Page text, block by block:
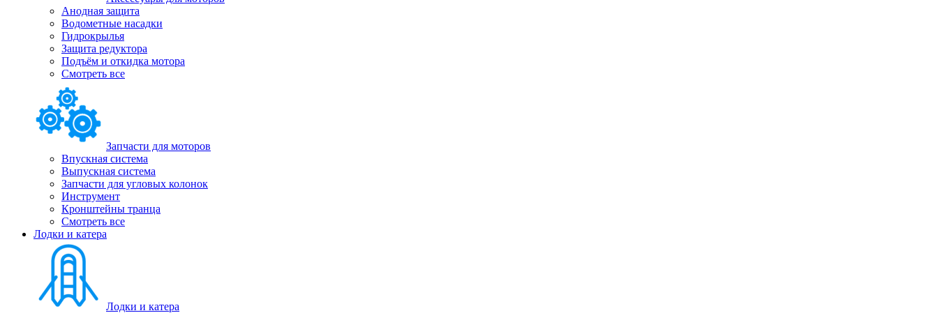
Анодная защита
Водометные насадки
Гидрокрылья
Защита редуктора
Подъём и откидка мотора
Смотреть все
Запчасти для моторов
Впускная система
Выпускная система
Запчасти для угловых колонок
Инструмент
Кронштейны транца
Смотреть все
Лодки и катера
Лодки и катера